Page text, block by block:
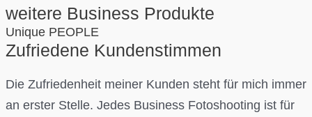
weitere Business Produkte
Unique PEOPLE
Zufriedene Kundenstimmen
Die Zufriedenheit meiner Kunden steht für mich immer
an erster Stelle. Jedes Business Fotoshooting ist für